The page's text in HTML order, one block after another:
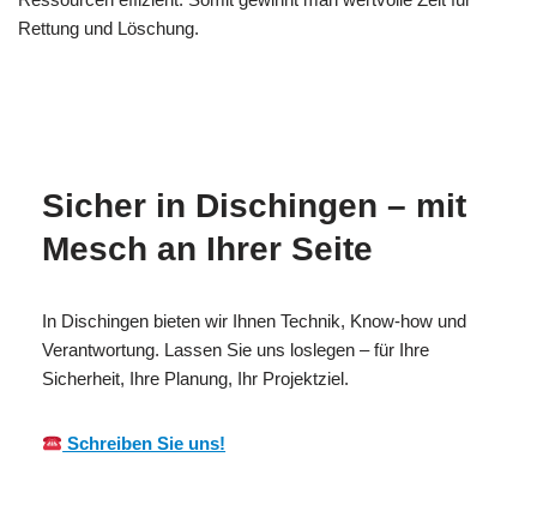
Rettung und Löschung.
Sicher in Dischingen – mit
Mesch an Ihrer Seite
In Dischingen bieten wir Ihnen Technik, Know-how und
Verantwortung. Lassen Sie uns loslegen – für Ihre
Sicherheit, Ihre Planung, Ihr Projektziel.
Schreiben Sie uns!